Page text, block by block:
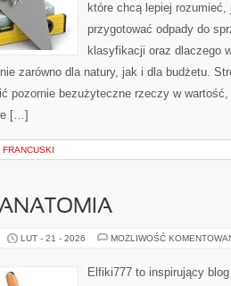
które chcą lepiej rozumieć,
przygotować odpady do
klasyfikacji oraz dlaczego
zarówno dla natury, jak i dla budżetu.
pozornie bezużyteczne rzeczy w
[…]
FRANCUSKI
ANATOMIA
LUT - 21 - 2026 MOŻLIWOŚĆ
Elfiki777 to inspirujący